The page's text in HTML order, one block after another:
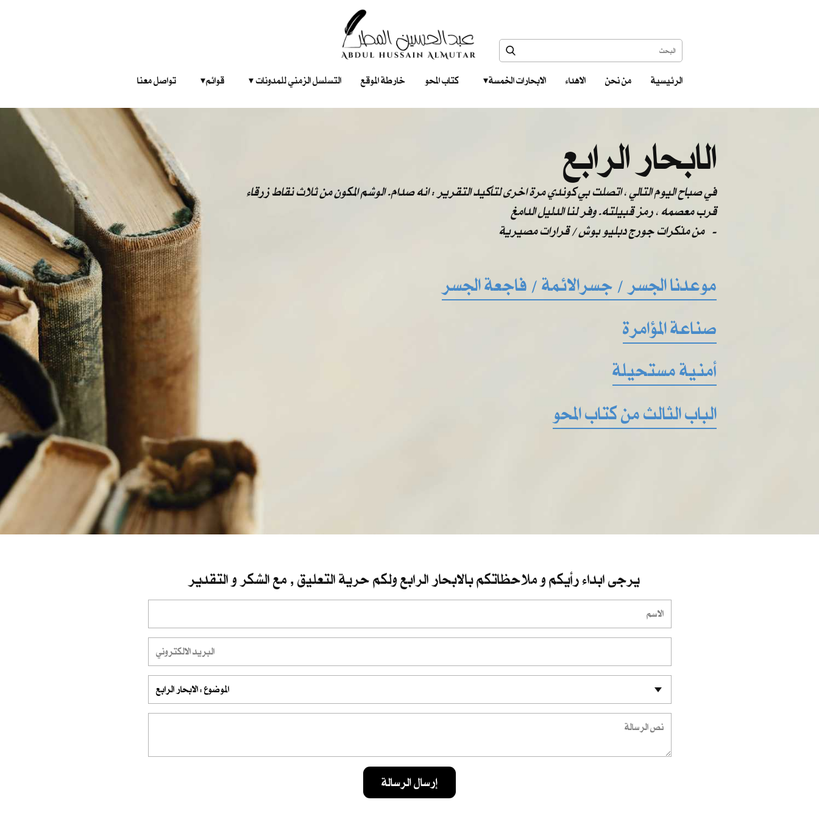
الرئيسية من نحن الاهداء الابحارات الخمسة ‎ ‎ ‎ كتاب المحو خارطة الموقع التسلسل الزمني للمدونات‎ ‎ ‎ ‎ ‎ قوائم‎ ‎ ‎ ‎ تواصل معنا
الابحار الرابع
في صباح اليوم التالي ، اتصلت بي كوندي مرة اخرى لتأكيد التقرير : انه صدام. الوشم المكون من ثلاث نقاط زرقاء
قرب معصمه ، رمز قبيلته. وفر لنا الدليل الدامغ
من مذكرات جورج دبليو بوش / قرارات مصيرية -
موعدنا الجسر / جسرالائمة / فاجعة الجسر
صناعة المؤامرة
أمنية مستحيلة
الباب الثالث من كتاب المحو
يرجى ابداء رأيكم و ملاحظاتكم بالابحار الرابع ولكم حرية التعليق , مع الشكر و التقدير
إرسال الرسالة